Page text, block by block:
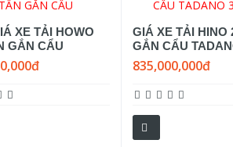
XE TẢI HOWO
GẮN CẨU
GIÁ XE TẢI HINO
GẮN CẨU
835,000,000đ